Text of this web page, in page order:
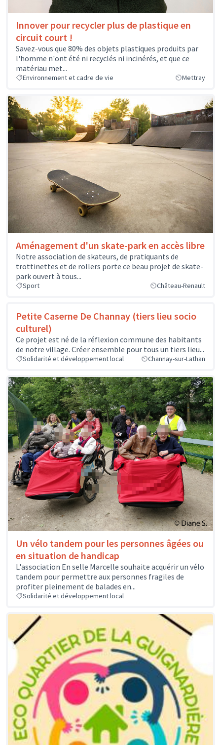
Innover pour recycler plus de plastique en
circuit court !
Savez-vous que 80% des objets plastiques produits par
l'homme n'ont été ni recyclés ni incinérés, et que ce
matériau met...
Environnement et cadre de vie Mettray
Aménagement d'un skate-park en accès libre
Notre association de skateurs, de pratiquants de
trottinettes et de rollers porte ce beau projet de skate-
park ouvert à tous...
Sport Château-Renault
Petite Caserne De Channay (tiers lieu socio
culturel)
Ce projet est né de la réflexion commune des habitants
de notre village. Créer ensemble pour tous un tiers lieu...
Solidarité et développement local Channay-sur-Lathan
Un vélo tandem pour les personnes âgées ou
en situation de handicap
L'association En selle Marcelle souhaite acquérir un vélo
tandem pour permettre aux personnes fragiles de
profiter pleinement de balades en...
Solidarité et développement local